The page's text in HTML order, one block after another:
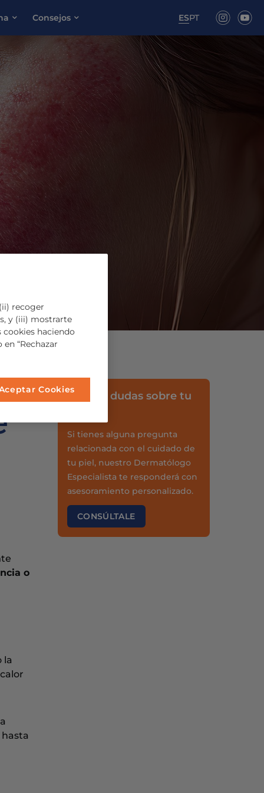
Consejos ESPT
o
la
¿Tienes dudas sobre tu
Si tienes alguna pregunta
relacionada con el cuidado de
tu piel, nuestro Dermatólogo
Especialista te responderá con
asesoramiento personalizado.
CONSÚLTALE
recoger
y (iii) mostrarte
cookies haciendo
“Rechazar
Cookies